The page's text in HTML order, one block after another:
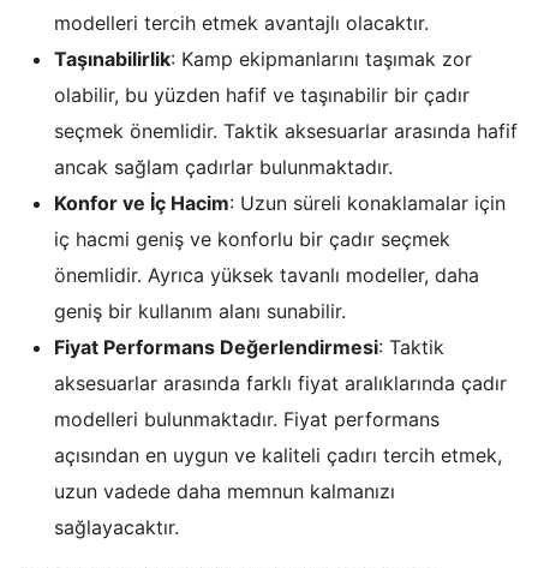
modelleri tercih etmek avantajlı olacaktır.
Taşınabilirlik: Kamp ekipmanlarını taşımak zor
olabilir, bu yüzden hafif ve taşınabilir bir çadır
seçmek önemlidir. Taktik aksesuarlar arasında hafif
ancak sağlam çadırlar bulunmaktadır.
Konfor ve İç Hacim: Uzun süreli konaklamalar için
iç hacmi geniş ve konforlu bir çadır seçmek
önemlidir. Ayrıca yüksek tavanlı modeller, daha
geniş bir kullanım alanı sunabilir.
Fiyat Performans Değerlendirmesi: Taktik
aksesuarlar arasında farklı fiyat aralıklarında çadır
modelleri bulunmaktadır. Fiyat performans
açısından en uygun ve kaliteli çadırı tercih etmek,
uzun vadede daha memnun kalmanızı
sağlayacaktır.